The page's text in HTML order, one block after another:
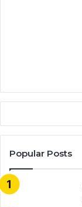
Popular Posts